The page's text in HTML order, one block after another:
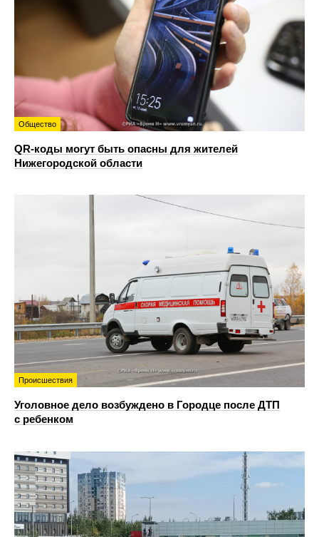
Общество
QR-коды могут быть опасны для жителей
Нижегородской области
Происшествия
Уголовное дело возбуждено в Городце после ДТП
с ребенком